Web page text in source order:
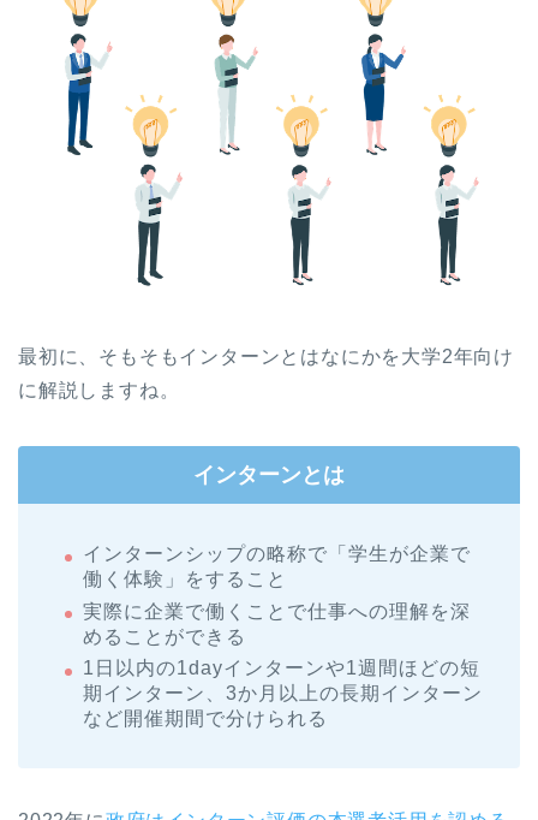
最初に、そもそもインターンとはなにかを大学2年向け
に解説しますね。
インターンとは
インターンシップの略称で「学生が企業で
働く体験」をすること
実際に企業で働くことで仕事への理解を深
めることができる
1日以内の1dayインターンや1週間ほどの短
期インターン、3か月以上の長期インターン
など開催期間で分けられる